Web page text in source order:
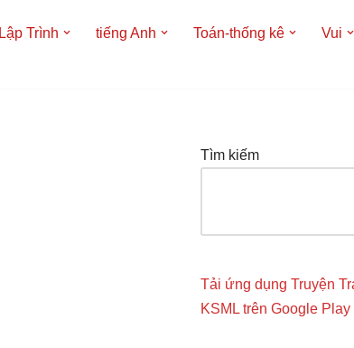
Lập Trình tiếng Anh Toán-thống kê Vui
Tìm kiếm
Tải ứng dụng Truyện
KSML trên Google Play